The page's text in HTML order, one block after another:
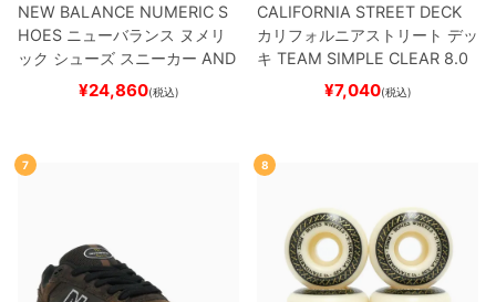
NEW BALANCE NUMERIC S
HOES ニューバランス ヌメリ
ック シューズ スニーカー AND
REW REYNOLDS 933
BLACK/NAVY
スケートボ
¥24,860(税込)
CALIFORNIA STREET DECK
カリフォルニアストリート デッ
キ TEAM SIMPLE CLEAR 8.0
ブランク（DSM）
ード スケボー
¥7,040(税込)
7 8